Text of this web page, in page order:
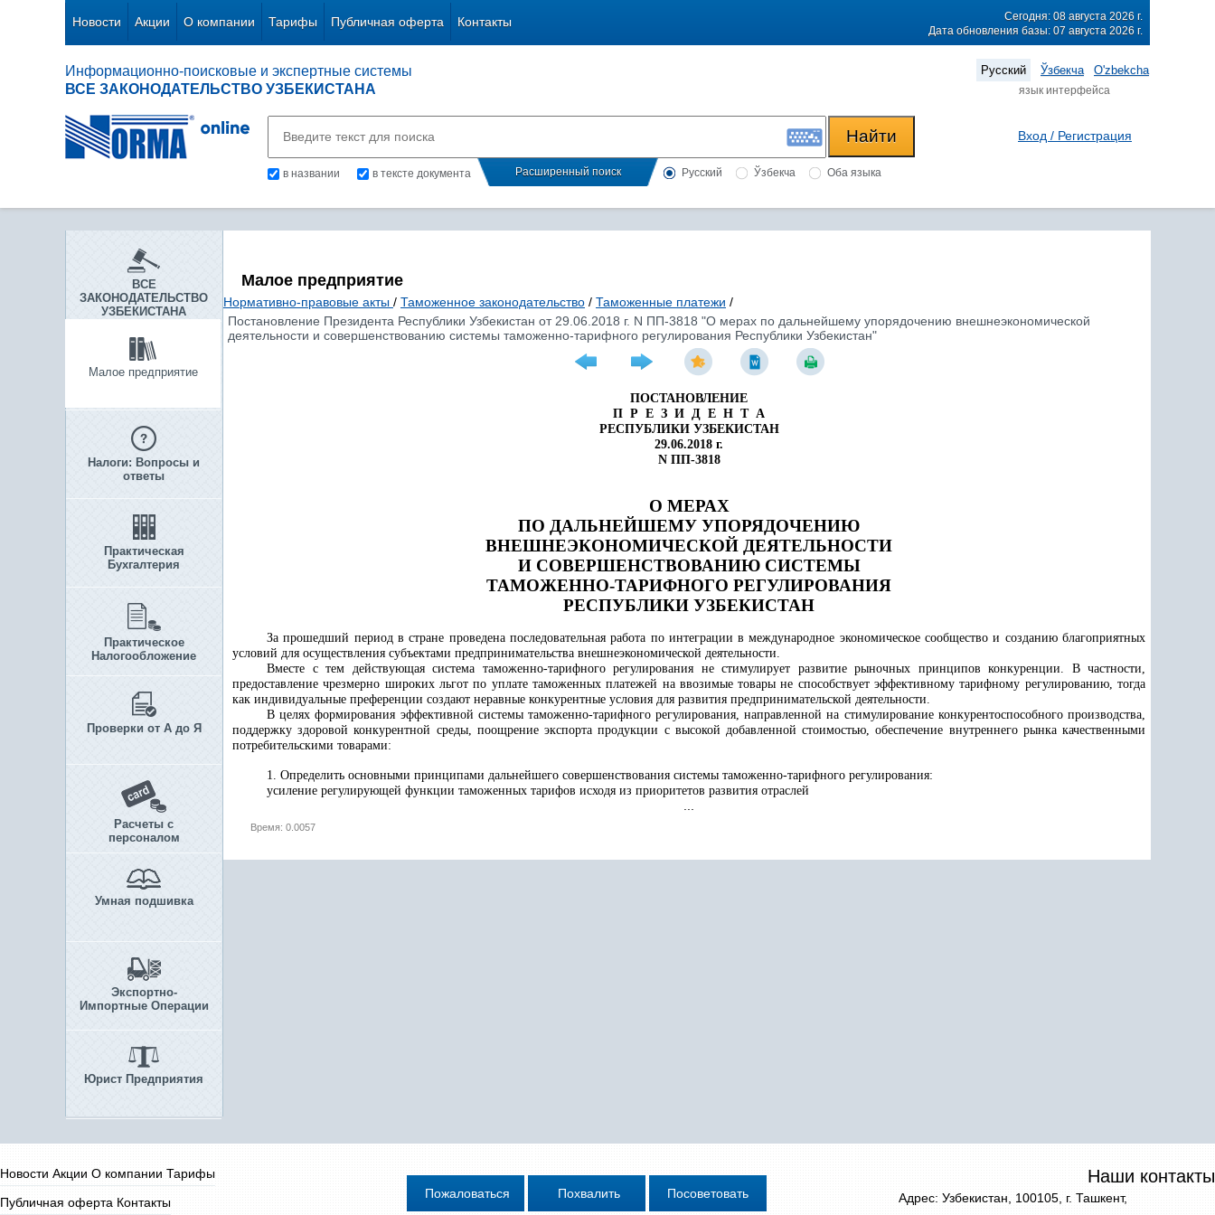
Новости Акции О компании Тарифы Публичная оферта Контакты
Сегодня: 08 августа 2026 г.
Дата обновления базы: 07 августа 2026 г.
Информационно-поисковые и экспертные системы
ВСЕ ЗАКОНОДАТЕЛЬСТВО УЗБЕКИСТАНА
Русский Ўзбекча O'zbekcha
язык интерфейса
в названии в тексте документа Расширенный поиск Русский Ўзбекча Оба языка
Вход / Регистрация
ВСЕ
ЗАКОНОДАТЕЛЬСТВО
УЗБЕКИСТАНА
Малое предприятие
Налоги: Вопросы и
ответы
Практическая
Бухгалтерия
Практическое
Налогообложение
Проверки от А до Я
Расчеты с
персоналом
Умная подшивка
Экспортно-
Импортные Операции
Юрист Предприятия
Малое предприятие
Нормативно-правовые акты / Таможенное законодательство / Таможенные платежи /
Постановление Президента Республики Узбекистан от 29.06.2018 г. N ПП-3818 "О мерах по дальнейшему упорядочению внешнеэкономической
деятельности и совершенствованию системы таможенно-тарифного регулирования Республики Узбекистан"
ПОСТАНОВЛЕНИЕ
П Р Е З И Д Е Н Т А
РЕСПУБЛИКИ УЗБЕКИСТАН
29.06.2018 г.
N ПП-3818
О МЕРАХ
ПО ДАЛЬНЕЙШЕМУ УПОРЯДОЧЕНИЮ
ВНЕШНЕЭКОНОМИЧЕСКОЙ ДЕЯТЕЛЬНОСТИ
И СОВЕРШЕНСТВОВАНИЮ СИСТЕМЫ
ТАМОЖЕННО-ТАРИФНОГО РЕГУЛИРОВАНИЯ
РЕСПУБЛИКИ УЗБЕКИСТАН
За прошедший период в стране проведена последовательная работа по интеграции в международное экономическое сообщество и созданию благоприятных
условий для осуществления субъектами предпринимательства внешнеэкономической деятельности.
Вместе с тем действующая система таможенно-тарифного регулирования не стимулирует развитие рыночных принципов конкуренции. В частности,
предоставление чрезмерно широких льгот по уплате таможенных платежей на ввозимые товары не способствует эффективному тарифному регулированию, тогда
как индивидуальные преференции создают неравные конкурентные условия для развития предпринимательской деятельности.
В целях формирования эффективной системы таможенно-тарифного регулирования, направленной на стимулирование конкурентоспособного производства,
поддержку здоровой конкурентной среды, поощрение экспорта продукции с высокой добавленной стоимостью, обеспечение внутреннего рынка качественными
потребительскими товарами:
1. Определить основными принципами дальнейшего совершенствования системы таможенно-тарифного регулирования:
усиление регулирующей функции таможенных тарифов исходя из приоритетов развития отраслей
Время: 0.0057
Новости Акции О компании Тарифы
Публичная оферта Контакты
Наши контакты
Адрес: Узбекистан, 100105, г. Ташкент,